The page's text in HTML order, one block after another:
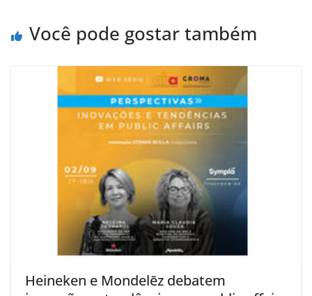
Você pode gostar também
Heineken e Mondelēz debatem